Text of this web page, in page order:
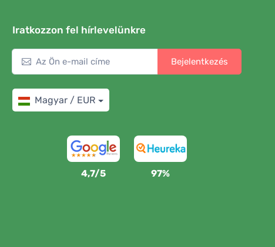
Iratkozzon fel hírlevelünkre
Bejelentkezés
Magyar / EUR
4,7/5 97%